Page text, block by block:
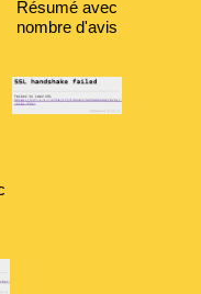
Résumé avec
nombre d'avis